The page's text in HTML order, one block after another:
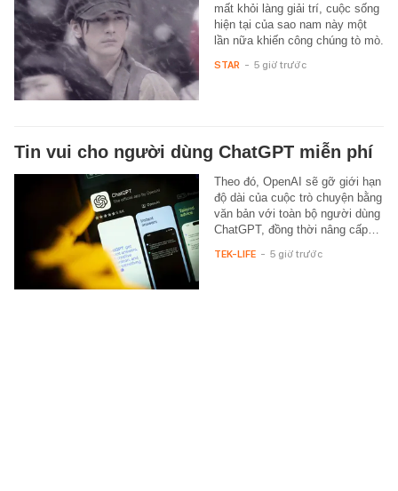
mất khỏi làng giải trí, cuộc sống
hiện tại của sao nam này một
lần nữa khiến công chúng tò mò.
STAR - 5 giờ trước
Tin vui cho người dùng ChatGPT miễn phí
Theo đó, OpenAI sẽ gỡ giới hạn
độ dài của cuộc trò chuyện bằng
văn bản với toàn bộ người dùng
ChatGPT, đồng thời nâng cấp…
TEK-LIFE - 5 giờ trước